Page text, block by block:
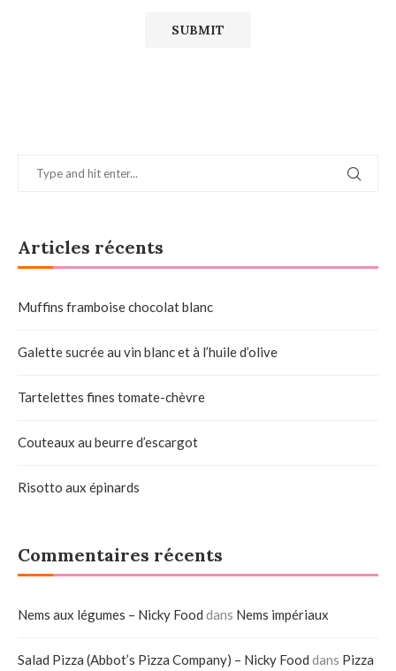
Articles récents
Muffins framboise chocolat blanc
Galette sucrée au vin blanc et à l’huile d’olive
Tartelettes fines tomate-chèvre
Couteaux au beurre d’escargot
Risotto aux épinards
Commentaires récents
Nems aux légumes – Nicky Food dans Nems impériaux
Salad Pizza (Abbot’s Pizza Company) – Nicky Food dans Pizza